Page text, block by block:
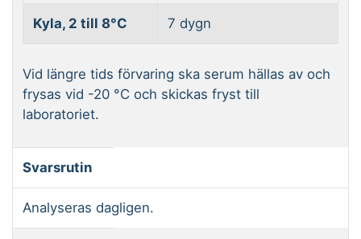
Kyla, 2 till 8°C 7 dygn
Vid längre tids förvaring ska serum hällas av och
frysas vid -20 °C och skickas fryst till
laboratoriet.
Svarsrutin
Analyseras dagligen.